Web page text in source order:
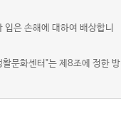
은 손해에 대하여 배상합니
문화센터"는 제8조에 정한 방